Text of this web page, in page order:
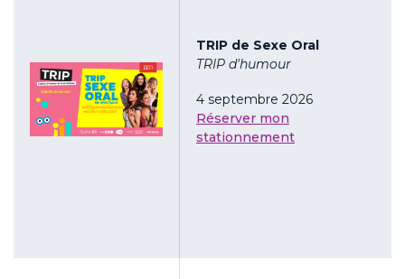
TRIP de Sexe Oral
TRIP d'humour
4 septembre 2026
Réserver mon
stationnement